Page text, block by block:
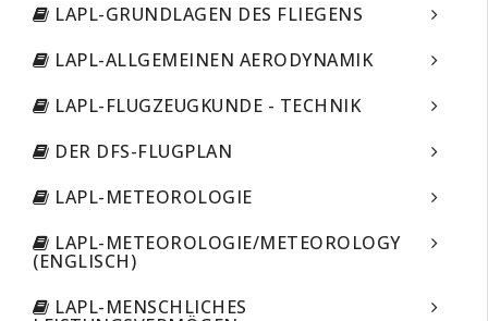
LAPL-GRUNDLAGEN DES FLIEGENS
LAPL-ALLGEMEINEN AERODYNAMIK
LAPL-FLUGZEUGKUNDE - TECHNIK
DER DFS-FLUGPLAN
LAPL-METEOROLOGIE
LAPL-METEOROLOGIE/METEOROLOGY
(ENGLISCH)
LAPL-MENSCHLICHES